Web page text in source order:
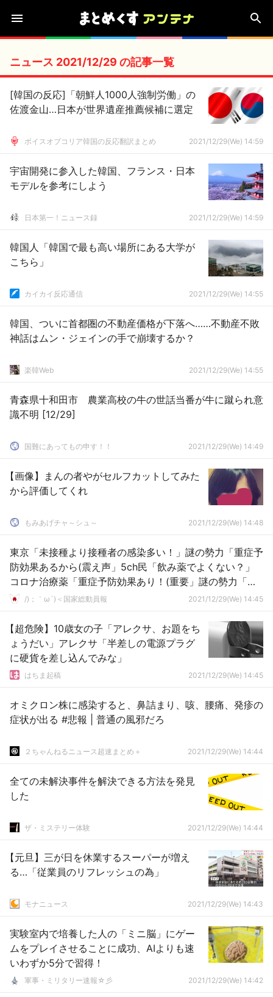
ニュース 2021/12/29 の記事一覧
[韓国の反応]「朝鮮人1000人強制労働」の
佐渡金山…日本が世界遺産推薦候補に選定
ボイスオブコリア韓国の反応翻訳まとめ 2021/12/29(We) 14:59
宇宙開発に参入した韓国、フランス・日本
モデルを参考にしよう
日本第一！ニュース録 2021/12/29(We) 14:59
韓国人「韓国で最も高い場所にある大学が
こちら」
カイカイ反応通信 2021/12/29(We) 14:55
韓国、ついに首都圏の不動産価格が下落へ……不動産不敗
神話はムン・ジェインの手で崩壊するか？
楽韓Web 2021/12/29(We) 14:55
青森県十和田市 農業高校の牛の世話当番が牛に蹴られ意
識不明 [12/29]
国難にあってもの申す！！ 2021/12/29(We) 14:49
【画像】まんの者やがセルフカットしてみた
から評価してくれ
もみあげチャ～シュ～ 2021/12/29(We) 14:48
東京「未接種より接種者の感染多い！」謎の勢力「重症予
防効果あるから(震え声」5ch民「飲み薬でよくない？」
コロナ治療薬「重症予防効果あり！(重要」謎の勢力「」
→
/)；｀ω´)＜国家総動員報 2021/12/29(We) 14:45
【超危険】10歳女の子「アレクサ、お題をち
ょうだい」アレクサ「半差しの電源プラグ
に硬貨を差し込んでみな」
はちま起稿 2021/12/29(We) 14:45
オミクロン株に感染すると、鼻詰まり、咳、腰痛、発疹の
症状が出る #悲報 | 普通の風邪だろ
２ちゃんねるニュース超速まとめ＋ 2021/12/29(We) 14:44
全ての未解決事件を解決できる方法を発見
した
ザ・ミステリー体験 2021/12/29(We) 14:44
【元旦】三が日を休業するスーパーが増え
る…「従業員のリフレッシュの為」
モナニュース 2021/12/29(We) 14:43
実験室内で培養した人の「ミニ脳」にゲー
ムをプレイさせることに成功、AIよりも速
いわずか5分で習得！
軍事・ミリタリー速報☆彡 2021/12/29(We) 14:42